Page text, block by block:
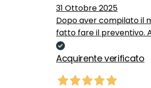
31 Ottobre 2025
Dopo aver compilato il
fatto fare il preventivo.
Acquirente verificato